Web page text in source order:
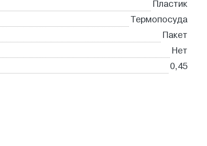
Пластик
Термопосуда
Пакет
Нет
0,45